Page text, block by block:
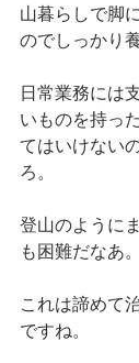
山暮らしで脚
のでしっかり
日常業務には
いものを持っ
てはいけない
ろ。
登山のように
も困難だなあ。
これは諦めて
ですね。